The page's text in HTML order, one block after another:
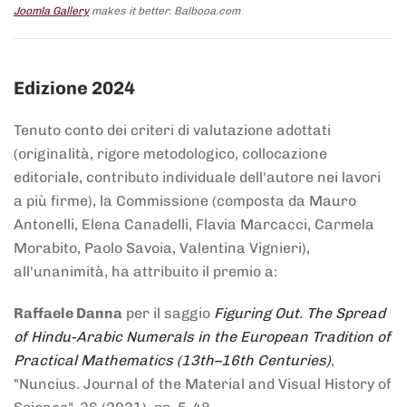
Joomla Gallerymakes it better. Balbooa.com
Edizione 2024
Tenuto conto dei criteri di valutazione adottati
(originalità, rigore metodologico, collocazione
editoriale, contributo individuale dell'autore nei lavori
a più firme), la Commissione (composta da Mauro
Antonelli, Elena Canadelli, Flavia Marcacci, Carmela
Morabito, Paolo Savoia, Valentina Vignieri),
all'unanimità, ha attribuito il premio a:
Raffaele Danna per il saggio Figuring Out. The Spread
of Hindu-Arabic Numerals in the European Tradition of
Practical Mathematics (13th–16th Centuries),
"Nuncius. Journal of the Material and Visual History of